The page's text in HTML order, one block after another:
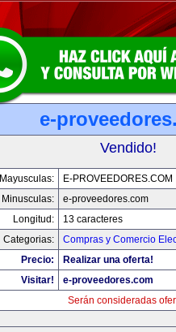
e-
Vendido!
Mayusculas:
E-PROVEEDORES.COM
Minusculas:
e-proveedores.com
Longitud:
13 caracteres
Categorias:
Compras y Comercio
Precio:
Realizar una oferta!
Visitar!
e-proveedores.com
Serán consideradas